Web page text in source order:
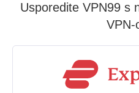
Usporedite VPN99 s
VPN-